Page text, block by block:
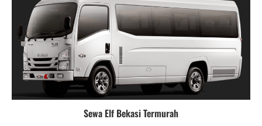
Sewa Elf Bekasi Termurah